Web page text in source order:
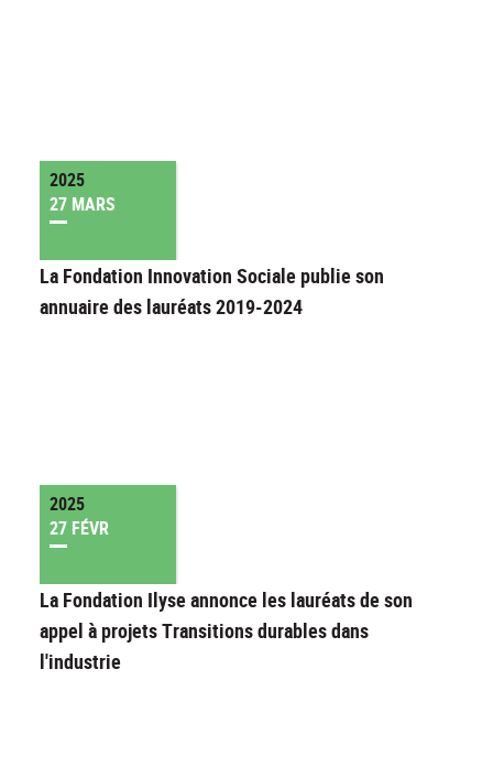
2025
27 MARS
La Fondation Innovation Sociale publie son
annuaire des lauréats 2019-2024
2025
27 FÉVR
La Fondation Ilyse annonce les lauréats de son
appel à projets Transitions durables dans
l'industrie